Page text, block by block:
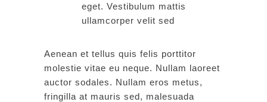
eget. Vestibulum mattis
ullamcorper velit sed
Aenean et tellus quis felis porttitor
molestie vitae eu neque. Nullam laoreet
auctor sodales. Nullam eros metus,
fringilla at mauris sed, malesuada